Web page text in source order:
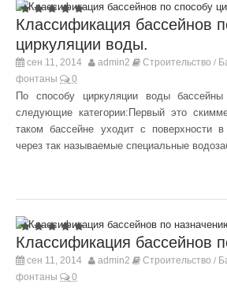
Классификация бассейнов
циркуляции воды.
сен 11, 2014 admin2 Строительство /
фонтаны
0
По способу циркуляции воды
следующие категории:Первый это
таком бассейне уходит с поверхности
через так называемые специальные
Классификация бассейнов
сен 11, 2014 admin2 Строительство /
фонтаны
0